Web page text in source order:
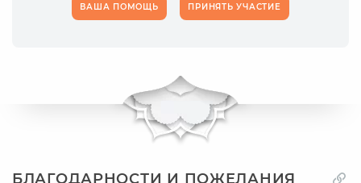
ВАША ПОМОЩЬ ПРИНЯТЬ УЧАСТИЕ
БЛАГОДАРНОСТИ И ПОЖЕЛАНИЯ